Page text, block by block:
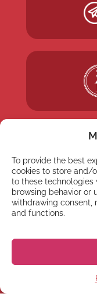
To provide the best
cookies to store and/
to these technologies
browsing behavior or
withdrawing consent,
and functions.